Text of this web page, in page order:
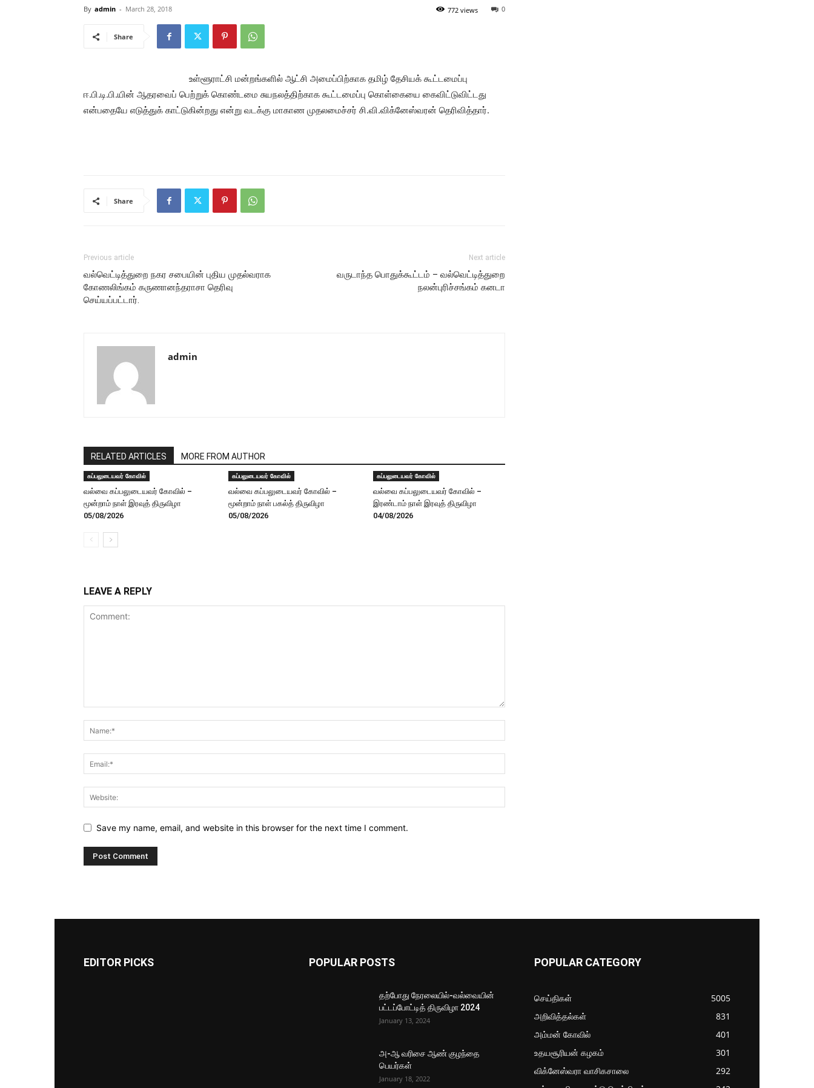
By admin - March 28, 2018 0
772 views
Share
உள்ளூராட்சி மன்றங்களில் ஆட்சி அமைப்பிற்காக தமிழ் தேசியக் கூட்டமைப்பு
ஈ.பி.டி.பி.யின் ஆதரவைப் பெற்றுக் கொண்டமை சுயநலத்திற்காக கூட்டமைப்பு கொள்கையை கைவிட்டுவிட்டது
என்பதையே எடுத்துக் காட்டுகின்றது என்று வடக்கு மாகாண முதலமைச்சர் சி.வி.விக்னேஸ்வரன் தெரிவித்தார்.
Share
Previous article
வல்வெட்டித்துறை நகர சபையின் புதிய முதல்வராக
கோணலிங்கம் கருணானந்தராசா தெரிவு
செய்யப்பட்டார்.
Next article
வருடாந்த பொதுக்கூட்டம் – வல்வெட்டித்துறை
நலன்புரிச்சங்கம் கனடா
admin
RELATED ARTICLES MORE FROM AUTHOR
கப்பலுடையவர் கோவில்
வல்வை கப்பலுடையவர் கோவில் –
மூன்றாம் நாள் இரவுத் திருவிழா
05/08/2026
கப்பலுடையவர் கோவில்
வல்வை கப்பலுடையவர் கோவில் –
மூன்றாம் நாள் பகல்த் திருவிழா
05/08/2026
கப்பலுடையவர் கோவில்
வல்வை கப்பலுடையவர் கோவில் –
இரண்டாம் நாள் இரவுத் திருவிழா
04/08/2026
LEAVE A REPLY
Save my name, email, and website in this browser for the next time I comment.
EDITOR PICKS POPULAR POSTS
தற்போது நேரலையில்-வல்வையின்
பட்டப்போட்டித் திருவிழா 2024
January 13, 2024
அ-ஆ வரிசை ஆண் குழந்தை
பெயர்கள்
January 18, 2022
POPULAR CATEGORY
செய்திகள்
5005
அறிவித்தல்கள்
831
அம்மன் கோவில்
401
உதயசூரியன் கழகம்
301
விக்னேஸ்வரா வாசிகசாலை
292